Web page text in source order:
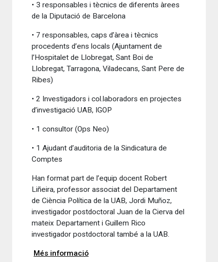
• 3 responsables i tècnics de diferents àrees
de la Diputació de Barcelona
• 7 responsables, caps d’àrea i tècnics
procedents d’ens locals (Ajuntament de
l’Hospitalet de Llobregat, Sant Boi de
Llobregat, Tarragona, Viladecans, Sant Pere de
Ribes)
• 2 Investigadors i col.laboradors en projectes
d’investigació UAB, IGOP
• 1 consultor (Ops Neo)
• 1 Ajudant d’auditoria de la Sindicatura de
Comptes
Han format part de l’equip docent Robert
Liñeira, professor associat del Departament
de Ciència Política de la UAB, Jordi Muñoz,
investigador postdoctoral Juan de la Cierva del
mateix Departament i Guillem Rico
investigador postdoctoral també a la UAB.
Més informació